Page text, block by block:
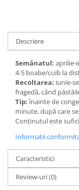
Ingrasaminte plante
Casa, Gradina
Accesorii agricole
Accesorii gard
Accesorii irigat
Araci/ Suporti
Candele / Rezerve /
Carabine/ carlige
Diverse casa si
Diverse depozitare
Echipament
Descriere
Semănatul: aprilie-
4-5 boabe/cuib la
Recoltarea: iunie-
fragedă, când
Tip:înainte de
minute, după care
Conținutul este
Informatii
Caracteristici
Review-uri(0)